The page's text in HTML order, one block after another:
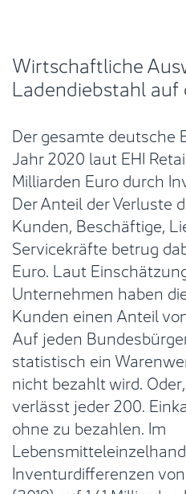
Wirtschaftliche
Ladendiebstahl
Der gesamte deutsche
Jahr 2020 laut EHI
Milliarden Euro durch
Der Anteil der Verluste
Kunden, Beschäftige,
Servicekräfte betrug
Euro. Laut
Unternehmen haben
Kunden einen Anteil
Auf jeden
statistisch ein
nicht bezahlt wird.
verlässt jeder 200.
ohne zu bezahlen. Im
Inventurdifferenzen